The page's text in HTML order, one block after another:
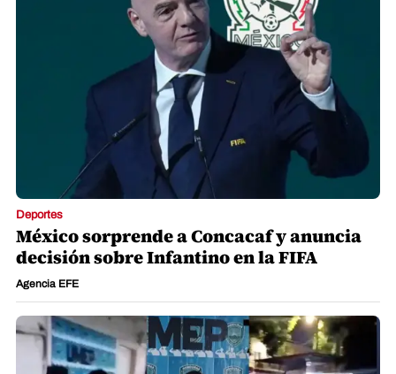
Deportes
México sorprende a Concacaf y anuncia
decisión sobre Infantino en la FIFA
Agencia EFE